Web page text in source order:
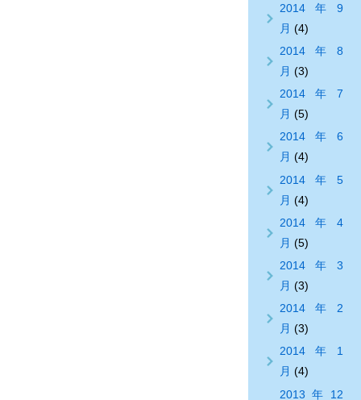
2014年9
月 (4)
2014年8
月 (3)
2014年7
月 (5)
2014年6
月 (4)
2014年5
月 (4)
2014年4
月 (5)
2014年3
月 (3)
2014年2
月 (3)
2014年1
月 (4)
2013年12